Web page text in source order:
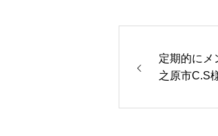
定期的にメ
之原市C.S